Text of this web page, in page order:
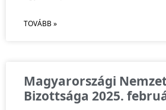
TOVÁBB »
Magyarországi
Bizottsága 2025.